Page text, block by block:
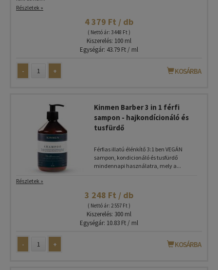
Részletek »
4 379 Ft / db
( Nettó ár: 3 448 Ft )
Kiszerelés: 100 ml
Egységár: 43.79 Ft / ml
- + KOSÁRBA
Kinmen Barber 3 in 1 férfi
sampon - hajkondícionáló és
tusfürdő
Férfias illatú élénkítő 3:1 ben VEGÁN
sampon, kondicionáló és tusfürdő
mindennapi használatra, mely a...
Részletek »
3 248 Ft / db
( Nettó ár: 2 557 Ft )
Kiszerelés: 300 ml
Egységár: 10.83 Ft / ml
- + KOSÁRBA